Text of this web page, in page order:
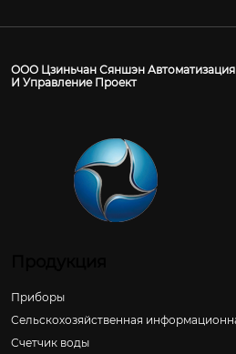
ООО Цзиньчан Сяншэн Автоматизация
И Управление Проект
Приборы
Сельскохозяйственная
Счетчик воды